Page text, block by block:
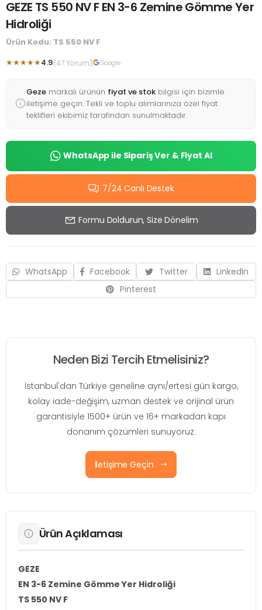
GEZE TS 550 NV F EN 3-6 Zemine Gömme Yer
Hidroliği
Ürün Kodu: TS 550 NV F
★★★★★4.9(47 Yorum) Google
Geze markalı ürünün fiyat ve stok bilgisi için bizimle
iletişime geçin. Tekli ve toplu alımlarınıza özel fiyat
teklifleri ekibimiz tarafından sunulmaktadır.
WhatsApp ile Sipariş Ver & Fiyat Al
7/24 Canlı Destek
Formu Doldurun, Size Dönelim
WhatsApp Facebook Twitter
LinkedIn
Pinterest
Neden Bizi Tercih Etmelisiniz?
İstanbul'dan Türkiye geneline aynı/ertesi gün kargo,
kolay iade-değişim, uzman destek ve orijinal ürün
garantisiyle 1500+ ürün ve 16+ markadan kapı
donanım çözümleri sunuyoruz.
İletişime Geçin
Ürün Açıklaması
GEZE
EN 3-6 Zemine Gömme Yer Hidroliği
TS 550 NV F